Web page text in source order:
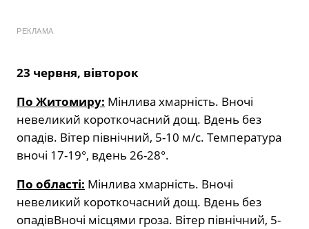
РЕКЛАМА
23 червня, вівторок
По Житомиру: Мінлива хмарність. Вночі
невеликий короткочасний дощ. Вдень без
опадів. Вітер північний, 5-10 м/с. Температура
вночі 17-19°, вдень 26-28°.
По області: Мінлива хмарність. Вночі
невеликий короткочасний дощ. Вдень без
опадівВночі місцями гроза. Вітер північний, 5-